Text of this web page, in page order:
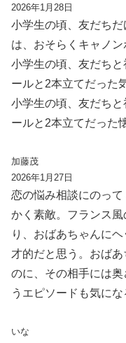
2026年1月28日
小学生の頃、友だち
は、おそらくキャノン
小学生の頃、友だち
ールと2本立てだった
小学生の頃、友だち
ールと2本立てだった
加藤茂
2026年1月27日
恋の悩み相談にのっ
かく素敵。フランス
り、おばあちゃんに
才的だと思う。おば
のに、その相手には
うエピソードも気にな
いな